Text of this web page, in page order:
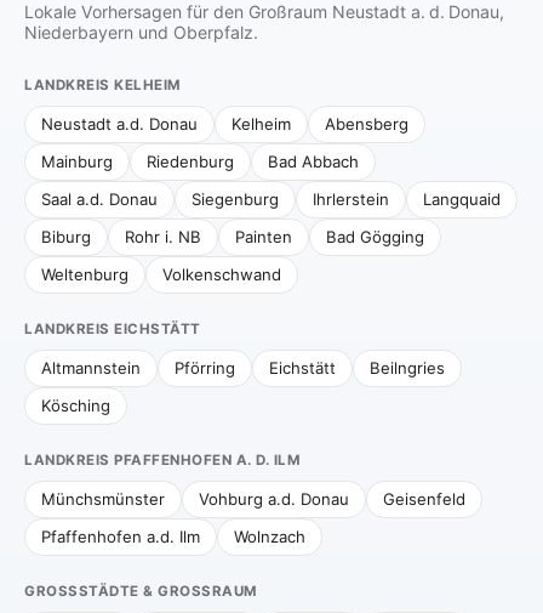
Lokale Vorhersagen für den Großraum Neustadt a. d. Donau,
Niederbayern und Oberpfalz.
LANDKREIS KELHEIM
Neustadt a.d. Donau Kelheim
Abensberg
Mainburg
Riedenburg
Bad Abbach
Saal a.d. Donau
Siegenburg Ihrlerstein
Langquaid
Biburg
Rohr i. NB Painten
Bad Gögging
Weltenburg
Volkenschwand
LANDKREIS EICHSTÄTT
Altmannstein Pförring Eichstätt
Beilngries
Kösching
LANDKREIS PFAFFENHOFEN A. D. ILM
Münchsmünster Vohburg a.d. Donau
Geisenfeld
Pfaffenhofen a.d. Ilm
Wolnzach
GROSSSTÄDTE & GROSSRAUM